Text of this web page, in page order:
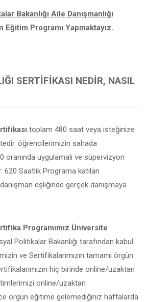
Bakanlığı Aile Danışmanlığı
Programı Yapmaktayız.
SERTIFIKASI NEDIR, NASIL
toplam 480 saat veya isteğinize
öğrencilerimizin sahada
oranında uygulamalı ve süpervizyon
620 Saatlik Programa katılan
eşliğinde gerçek danışmaya
Programımız Üniversite
Politikalar Bakanlığı tarafından kabul
ve Sertifikalarımızın tamamı örgün
hiç birinde online/uzaktan
online/uzaktan
örgün eğitime gelemediğiniz haftalarda